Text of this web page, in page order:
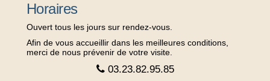
Horaires
Ouvert tous les jours sur rendez-vous.
Afin de vous accueillir dans les meilleures conditions,
merci de nous prévenir de votre visite.
03.23.82.95.85